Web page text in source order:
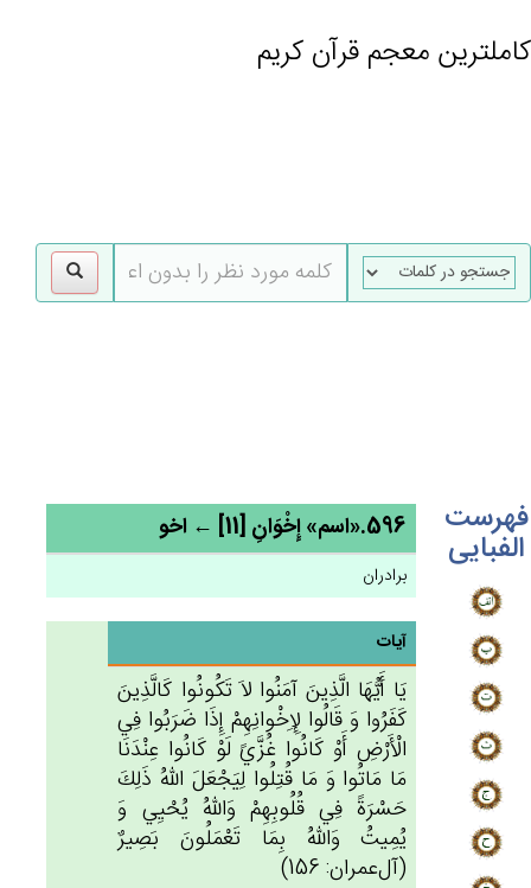
کاملترین معجم قرآن کریم
فهرست
الفبایی 596.«اسم» إِخْوَانِ [11] ← اخو
برادران
آیات
يَا أَيُّهَا الَّذِين‌َ آمَنُوا لاَ تَكُونُوا كَالَّذِين‌َ
كَفَرُوا وَ قَالُوا لِإِخْوانِهِم‌ْ إِذَا ضَرَبُوا فِي‌
الْأَرْض‌ِ أَوْ كَانُوا غُزَّيً‌ لَوْ كَانُوا عِنْدَنَا
مَا مَاتُوا وَ مَا قُتِلُوا لِيَجْعَل‌َ الله‌ُ ذَلِك‌َ
حَسْرَة‌ً فِي‌ قُلُوبِهِم‌ْ وَالله‌ُ يُحْيِي‌ وَ
يُمِيت‌ُ وَالله‌ُ بِمَا تَعْمَلُون‌َ بَصِيرٌ
(آل‌عمران: 156)